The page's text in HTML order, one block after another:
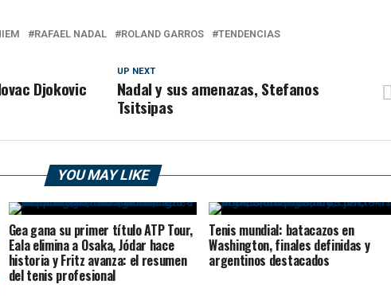
RAFAEL NADAL ROLAND GARROS TENDENCIAS
UP NEXT
Nadal y sus amenazas, Stefanos
Tsitsipas
Djokovic
YOU MAY LIKE
Gea gana su primer título ATP Tour,
Eala elimina a Osaka, Jódar hace
historia y Fritz avanza: el resumen
del tenis profesional
Tenis mundial: batacazos en
Washington, finales definidas y
argentinos destacados